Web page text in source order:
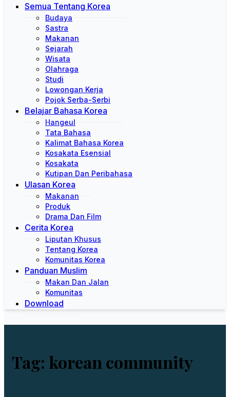
Semua Tentang Korea
Budaya
Sastra
Makanan
Sejarah
Wisata
Olahraga
Studi
Lowongan Kerja
Pojok Serba-Serbi
Belajar Bahasa Korea
Hangeul
Tata Bahasa
Kalimat Bahasa Korea
Kosakata Esensial
Kosakata
Kutipan Dan Peribahasa
Ulasan Korea
Makanan
Produk
Drama Dan Film
Cerita Korea
Liputan Khusus
Tentang Korea
Komunitas Korea
Panduan Muslim
Makan Dan Jalan
Komunitas
Download
Tag: korean community